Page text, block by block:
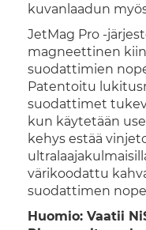
kuvanlaadun
JetMag Pro -
magneettinen
suodattimien
Patentoitu
suodattimet
kun käytetään
kehys estää
värikoodattu
suodattimen
Huomio: Vaatii